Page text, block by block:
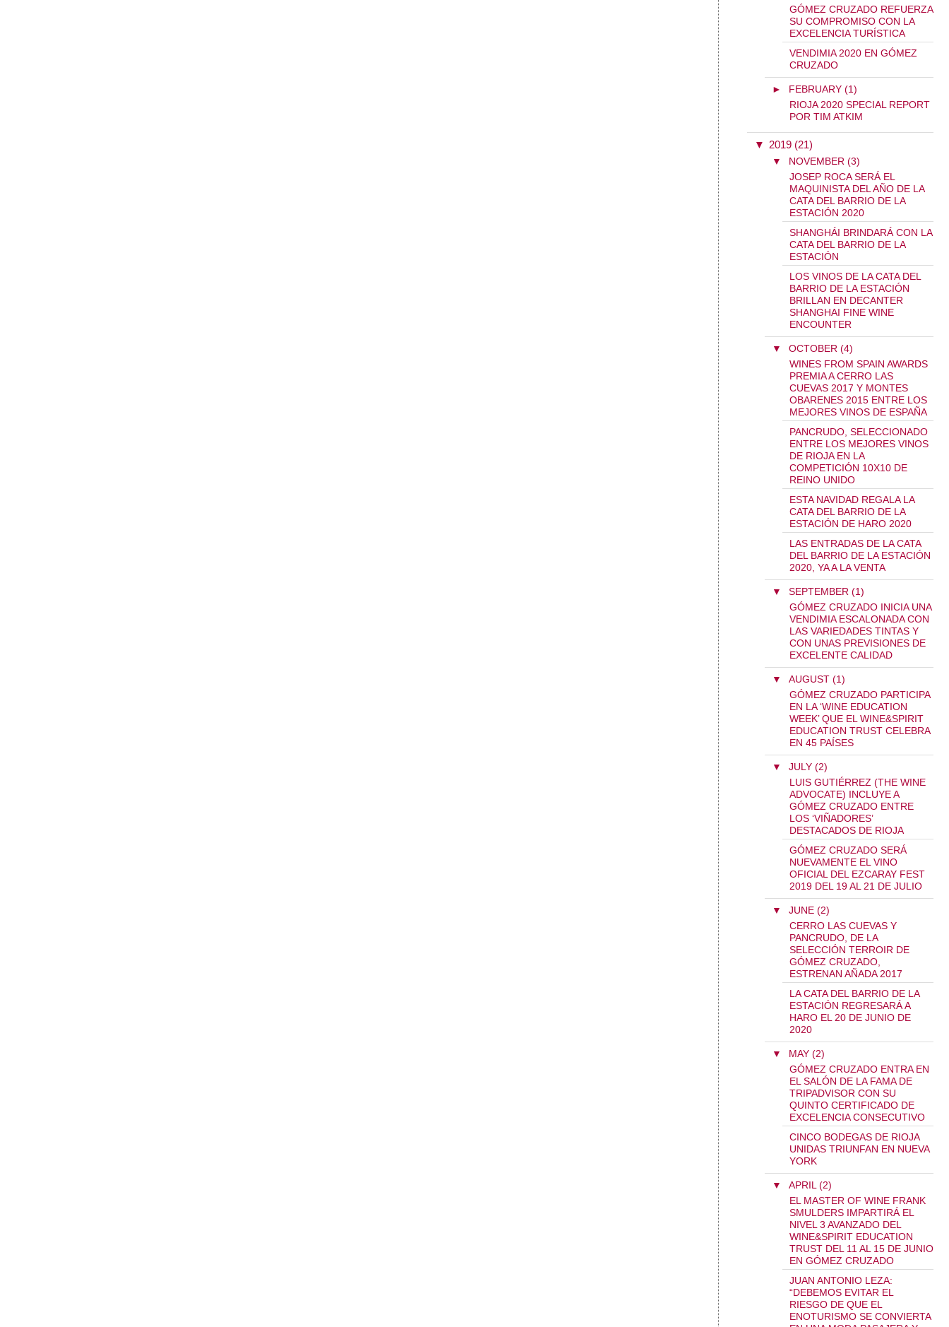
GÓMEZ CRUZADO REFUERZA
SU COMPROMISO CON LA
EXCELENCIA TURÍSTICA
VENDIMIA 2020 EN GÓMEZ
CRUZADO
► FEBRUARY (1)
RIOJA 2020 SPECIAL REPORT
POR TIM ATKIM
▼ 2019 (21)
▼ NOVEMBER (3)
JOSEP ROCA SERÁ EL
MAQUINISTA DEL AÑO DE LA
CATA DEL BARRIO DE LA
ESTACIÓN 2020
SHANGHÁI BRINDARÁ CON LA
CATA DEL BARRIO DE LA
ESTACIÓN
LOS VINOS DE LA CATA DEL
BARRIO DE LA ESTACIÓN
BRILLAN EN DECANTER
SHANGHAI FINE WINE
ENCOUNTER
▼ OCTOBER (4)
WINES FROM SPAIN AWARDS
PREMIA A CERRO LAS
CUEVAS 2017 Y MONTES
OBARENES 2015 ENTRE LOS
MEJORES VINOS DE ESPAÑA
PANCRUDO, SELECCIONADO
ENTRE LOS MEJORES VINOS
DE RIOJA EN LA
COMPETICIÓN 10X10 DE
REINO UNIDO
ESTA NAVIDAD REGALA LA
CATA DEL BARRIO DE LA
ESTACIÓN DE HARO 2020
LAS ENTRADAS DE LA CATA
DEL BARRIO DE LA ESTACIÓN
2020, YA A LA VENTA
▼ SEPTEMBER (1)
GÓMEZ CRUZADO INICIA UNA
VENDIMIA ESCALONADA CON
LAS VARIEDADES TINTAS Y
CON UNAS PREVISIONES DE
EXCELENTE CALIDAD
▼ AUGUST (1)
GÓMEZ CRUZADO PARTICIPA
EN LA ‘WINE EDUCATION
WEEK’ QUE EL WINE&SPIRIT
EDUCATION TRUST CELEBRA
EN 45 PAÍSES
▼ JULY (2)
LUIS GUTIÉRREZ (THE WINE
ADVOCATE) INCLUYE A
GÓMEZ CRUZADO ENTRE
LOS ‘VIÑADORES’
DESTACADOS DE RIOJA
GÓMEZ CRUZADO SERÁ
NUEVAMENTE EL VINO
OFICIAL DEL EZCARAY FEST
2019 DEL 19 AL 21 DE JULIO
▼ JUNE (2)
CERRO LAS CUEVAS Y
PANCRUDO, DE LA
SELECCIÓN TERROIR DE
GÓMEZ CRUZADO,
ESTRENAN AÑADA 2017
LA CATA DEL BARRIO DE LA
ESTACIÓN REGRESARÁ A
HARO EL 20 DE JUNIO DE
2020
▼ MAY (2)
GÓMEZ CRUZADO ENTRA EN
EL SALÓN DE LA FAMA DE
TRIPADVISOR CON SU
QUINTO CERTIFICADO DE
EXCELENCIA CONSECUTIVO
CINCO BODEGAS DE RIOJA
UNIDAS TRIUNFAN EN NUEVA
YORK
▼ APRIL (2)
EL MASTER OF WINE FRANK
SMULDERS IMPARTIRÁ EL
NIVEL 3 AVANZADO DEL
WINE&SPIRIT EDUCATION
TRUST DEL 11 AL 15 DE JUNIO
EN GÓMEZ CRUZADO
JUAN ANTONIO LEZA:
“DEBEMOS EVITAR EL
RIESGO DE QUE EL
ENOTURISMO SE CONVIERTA